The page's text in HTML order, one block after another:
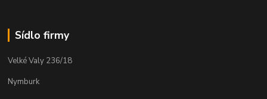
Sídlo firmy
Velké Valy 236/18
Nymburk